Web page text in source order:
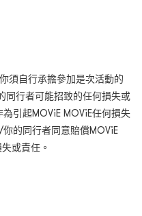
須自行承擔參加是次活動的
同行者可能招致的任何損失或
引起MOViE MOViE任何損失
的同行者同意賠償MOViE
或責任。